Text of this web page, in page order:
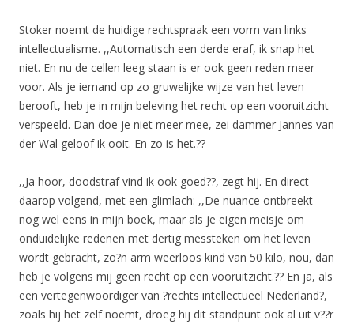
Stoker noemt de huidige rechtspraak een vorm van links
intellectualisme. ,,Automatisch een derde eraf, ik snap het
niet. En nu de cellen leeg staan is er ook geen reden meer
voor. Als je iemand op zo gruwelijke wijze van het leven
berooft, heb je in mijn beleving het recht op een vooruitzicht
verspeeld. Dan doe je niet meer mee, zei dammer Jannes van
der Wal geloof ik ooit. En zo is het.??
,,Ja hoor, doodstraf vind ik ook goed??, zegt hij. En direct
daarop volgend, met een glimlach: ,,De nuance ontbreekt
nog wel eens in mijn boek, maar als je eigen meisje om
onduidelijke redenen met dertig messteken om het leven
wordt gebracht, zo?n arm weerloos kind van 50 kilo, nou, dan
heb je volgens mij geen recht op een vooruitzicht.?? En ja, als
een vertegenwoordiger van ?rechts intellectueel Nederland?,
zoals hij het zelf noemt, droeg hij dit standpunt ook al uit v??r